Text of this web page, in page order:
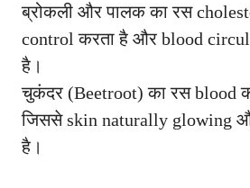
ब्रोकली और पालक का रस
control करता है और blood
है।
चुकंदर (Beetroot) का रस blood
जिससे skin naturally glowing
है।